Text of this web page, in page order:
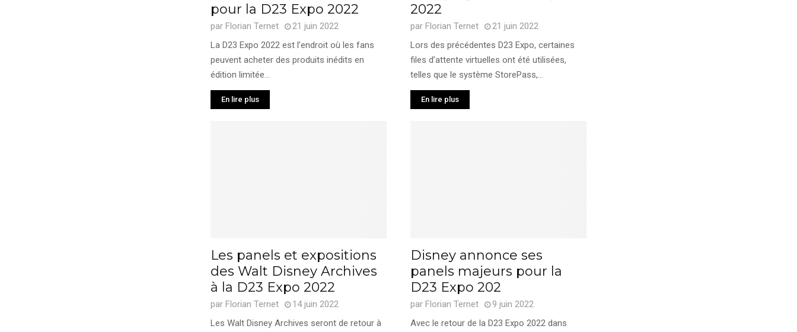
pour la D23 Expo 2022
par Florian Ternet
21 juin 2022
La D23 Expo 2022 est l’endroit où les fans
peuvent acheter des produits inédits en
édition limitée...
En lire plus
2022
par Florian Ternet
21 juin 2022
Lors des précédentes D23 Expo, certaines
files d’attente virtuelles ont été utilisées,
telles que le système StorePass,...
En lire plus
Les panels et expositions
des Walt Disney Archives
à la D23 Expo 2022
par Florian Ternet
14 juin 2022
Les Walt Disney Archives seront de retour à
Disney annonce ses
panels majeurs pour la
D23 Expo 202
par Florian Ternet
9 juin 2022
Avec le retour de la D23 Expo 2022 dans